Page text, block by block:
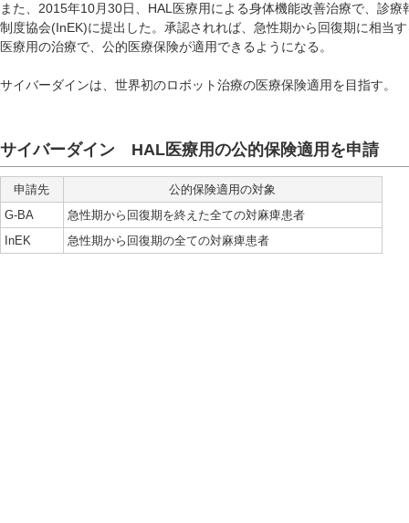
また、2015年10月30日、HAL医療用による身体機能改善治療で、診
制度協会(InEK)に提出した。承認されれば、急性期から回復期に相当
医療用の治療で、公的医療保険が適用できるようになる。
サイバーダインは、世界初のロボット治療の医療保険適用を目指す。
サイバーダイン HAL医療用の公的保険適用を申請
申請先
公的保険適用の対象
G-BA
急性期から回復期を終えた全ての対麻痺患者
InEK
急性期から回復期の全ての対麻痺患者